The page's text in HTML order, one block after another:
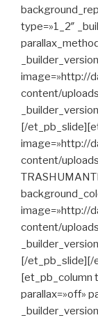
type=»1_2″
image=»http://
content/
[/
image=»http://
content/
image=»http://
content/
[/et_pb_slide][/
[et_pb_column
parallax=»off»